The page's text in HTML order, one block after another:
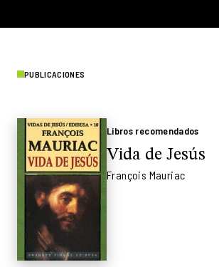
PUBLICACIONES
Libros recomendados
Vida de Jesús
François Mauriac